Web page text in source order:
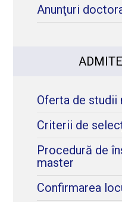
Anunţuri
Oferta de studii
Criterii de
Procedură de
master
Confirmarea